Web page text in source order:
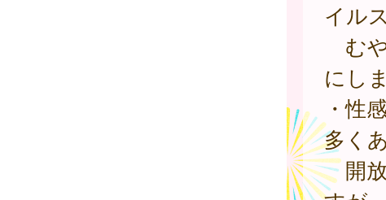
イル
む
にし
・性
多く
開放